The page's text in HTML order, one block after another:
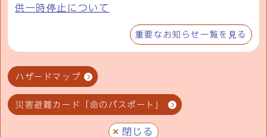
供一時停止について
重要なお知らせ一覧を見る
ハザードマップ
災害避難カード「命のパスポート」
閉じる